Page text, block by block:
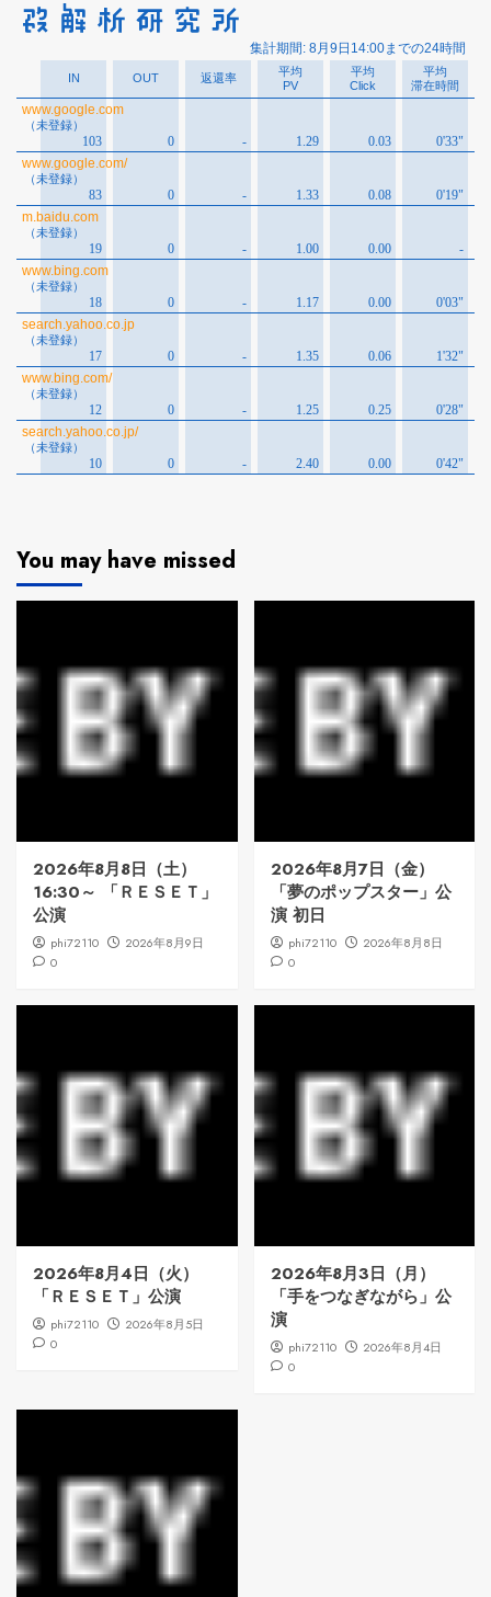
You may have missed
2026年8月8日（土）
16:30～ 「ＲＥＳＥＴ」
公演
phi72110
2026年8月9日
0
2026年8月7日（金）
「夢のポップスター」公
演 初日
phi72110
2026年8月8日
0
2026年8月4日（火）
「ＲＥＳＥＴ」公演
phi72110
2026年8月5日
0
2026年8月3日（月）
「手をつなぎながら」公
演
phi72110
2026年8月4日
0